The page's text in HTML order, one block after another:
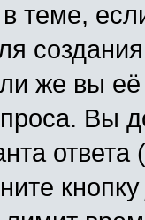
теме,
же вы её
Вы
ответа